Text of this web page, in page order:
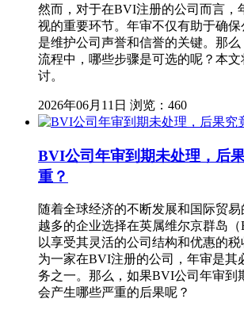
然而，对于在BVI注册的公司而言，
视的重要环节。年审不仅有助于确
是维护公司声誉和信誉的关键。那
流程中，哪些步骤是可选的呢？本
讨。
2026年06月11日 浏览：460
BVI公司年审到期未处理，后
重？
随着全球经济的不断发展和国际贸
越多的企业选择在英属维尔京群岛（
以享受其灵活的公司结构和优惠的
为一家在BVI注册的公司，年审是其
务之一。那么，如果BVI公司年审到
会产生哪些严重的后果呢？